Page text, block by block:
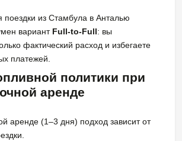
из Стамбула в Анталью
вариант Full-to-Full: вы
фактический расход и избегаете
платежей.
политики при
аренде
аренде (1–3 дня) подход зависит от